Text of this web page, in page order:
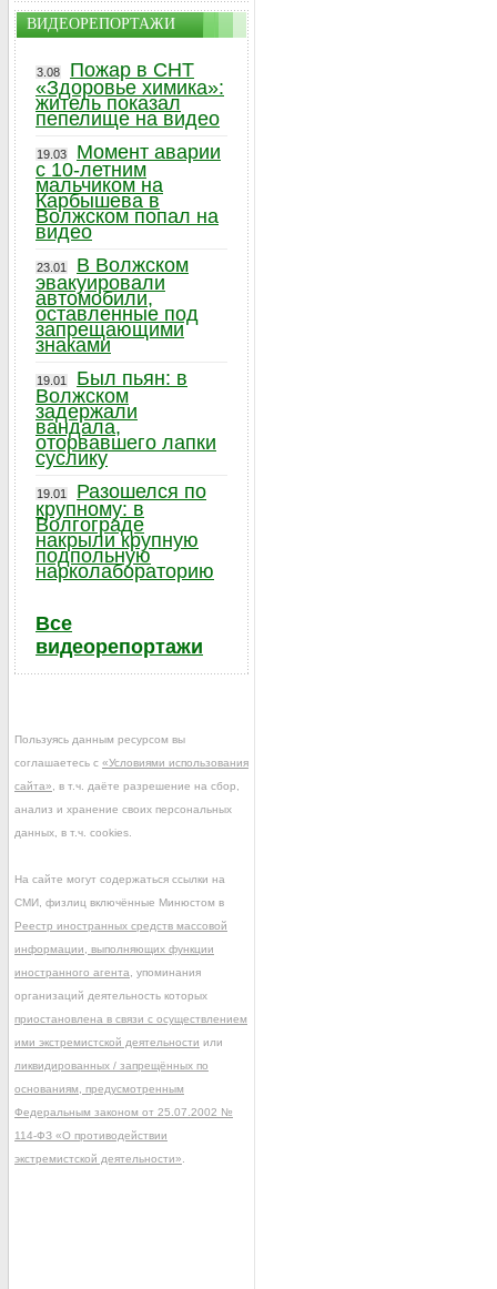
ВИДЕОРЕПОРТАЖИ
3.08
Пожар в СНТ
«Здоровье химика»:
житель показал
пепелище на видео
19.03
Момент аварии
с 10-летним
мальчиком на
Карбышева в
Волжском попал на
видео
23.01
В Волжском
эвакуировали
автомобили,
оставленные под
запрещающими
знаками
19.01
Был пьян: в
Волжском
задержали
вандала,
оторвавшего лапки
суслику
19.01
Разошелся по
крупному: в
Волгограде
накрыли крупную
подпольную
нарколабораторию
Все
видеорепортажи
Пользуясь данным ресурсом вы
соглашаетесь с «Условиями использования
сайта» , в т.ч. даёте разрешение на сбор,
анализ и хранение своих персональных
данных, в т.ч. cookies.
На сайте могут содержаться ссылки на
СМИ, физлиц включённые Минюстом в
Реестр иностранных средств массовой
информации, выполняющих функции
иностранного агента , упоминания
организаций деятельность которых
приостановлена в связи с осуществлением
ими экстремистской деятельности или
ликвидированных / запрещённых по
основаниям, предусмотренным
Федеральным законом от 25.07.2002 №
114-ФЗ «О противодействии
экстремистской деятельности»